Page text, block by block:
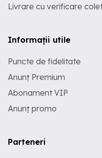
Livrare cu verificare
Informații utile
Puncte de fidelitate
Anunț Premium
Abonament VIP
Anunț promo
Parteneri